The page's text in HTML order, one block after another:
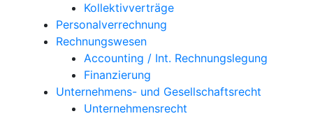
Kollektivverträge
Personalverrechnung
Rechnungswesen
Accounting / Int. Rechnungslegung
Finanzierung
Unternehmens- und Gesellschaftsrecht
Unternehmensrecht